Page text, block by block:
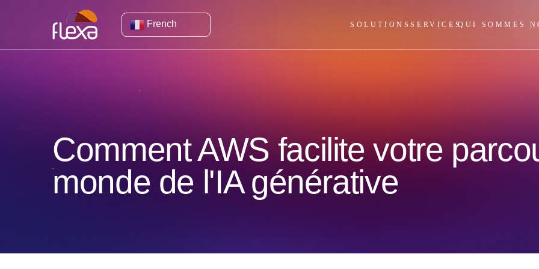
French SOLUTIONSSERVICESQUI SOMMES
Comment AWS facilite votre
monde de l'IA générative